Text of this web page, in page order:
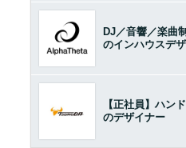
DJ／音響／楽曲
のインハウスデ
【正社員】ハン
のデザイナー